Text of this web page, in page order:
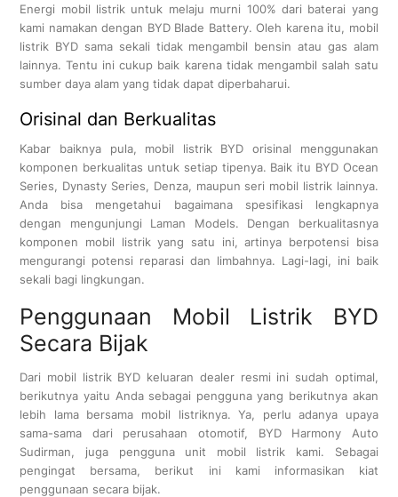
Energi mobil listrik untuk melaju murni 100% dari baterai yang
kami namakan dengan BYD Blade Battery. Oleh karena itu, mobil
listrik BYD sama sekali tidak mengambil bensin atau gas alam
lainnya. Tentu ini cukup baik karena tidak mengambil salah satu
sumber daya alam yang tidak dapat diperbaharui.
Orisinal dan Berkualitas
Kabar baiknya pula, mobil listrik BYD orisinal menggunakan
komponen berkualitas untuk setiap tipenya. Baik itu BYD Ocean
Series, Dynasty Series, Denza, maupun seri mobil listrik lainnya.
Anda bisa mengetahui bagaimana spesifikasi lengkapnya
dengan mengunjungi Laman Models. Dengan berkualitasnya
komponen mobil listrik yang satu ini, artinya berpotensi bisa
mengurangi potensi reparasi dan limbahnya. Lagi-lagi, ini baik
sekali bagi lingkungan.
Penggunaan Mobil Listrik BYD
Secara Bijak
Dari mobil listrik BYD keluaran dealer resmi ini sudah optimal,
berikutnya yaitu Anda sebagai pengguna yang berikutnya akan
lebih lama bersama mobil listriknya. Ya, perlu adanya upaya
sama-sama dari perusahaan otomotif, BYD Harmony Auto
Sudirman, juga pengguna unit mobil listrik kami. Sebagai
pengingat bersama, berikut ini kami informasikan kiat
penggunaan secara bijak.